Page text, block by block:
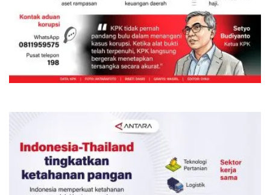
Kinerja KPK semester I-2026
Kemarin 06:00